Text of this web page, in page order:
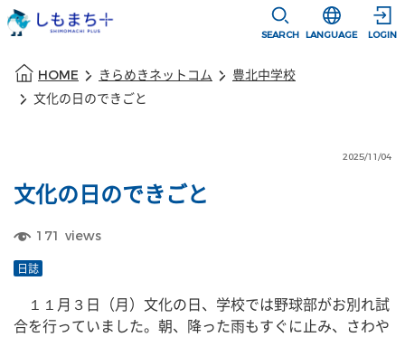
SEARCH
選択すると言
LANGUAGE LOGIN
HOME きらめきネットコム
豊北中学校
文化の日のできごと
2025/11/04
文化の日のできごと
171 views
日誌
１１月３日（月）文化の日、学校では野球部がお別れ試
合を行っていました。朝、降った雨もすぐに止み、さわや